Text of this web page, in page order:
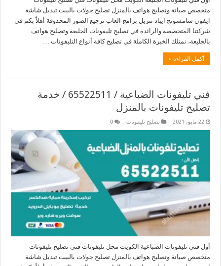
متخصص صيانة وتصليح هواتف بالمنزل تصليح جولات بالبيت تبديل شاشة
ايفون سامسونج ايباد تنزيل برامج العاب ترجيع الصور المحذوفة أهلاً بكم في
شركتنا المتخصصة والرائدة في تصليح تليفونات الجليعة وتصليح هواتف
بالجليعة، نمتلك الخبرة الكاملة في تصليح كافة أنواع التليفونات …
أكمل القراءة »
فني تليفونات الضباعية / 65522511 / خدمة
تصليح تليفونات بالمنزل
22 مايو، 2021 تصليح تليفونات 0
أول فني تليفونات الضباعية الكويت محل تليفونات فني تصليح تليفونات
متخصص صيانة وتصليح هواتف بالمنزل تصليح جولات بالبيت تبديل شاشة